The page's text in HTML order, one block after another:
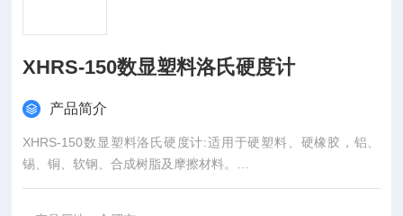
XHRS-150数显塑料洛氏硬度计
产品简介
XHRS-150数显塑料洛氏硬度计:适用于硬塑料、硬橡胶，铝、
锡、铜、软钢、合成树脂及摩擦材料。
1. 数显大屏幕显示及操作，支持各标尺转换